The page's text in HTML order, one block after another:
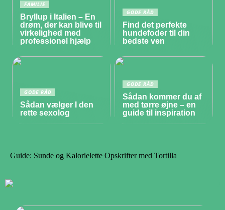
FAMILIE
Bryllup i Italien – En
drøm, der kan blive til
virkelighed med
professionel hjælp
GODE RÅD
Find det perfekte
hundefoder til din
bedste ven
GODE RÅD
Sådan vælger I den
rette sexolog
GODE RÅD
Sådan kommer du af
med tørre øjne – en
guide til inspiration
Guide: Sunde og Kalorielette Opskrifter med Tortilla